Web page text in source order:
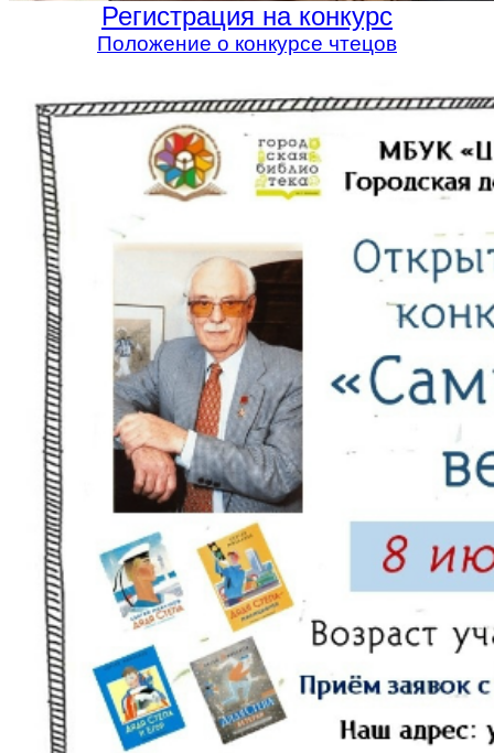
Регистрация на конкурс
Положение о конкурсе чтецов